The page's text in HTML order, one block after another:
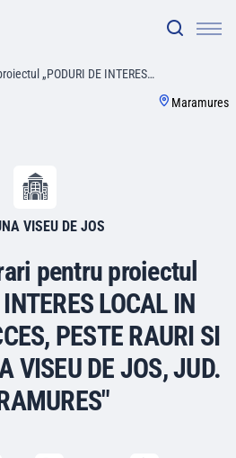
„PODURI DE INTERES…
Maramures
VISEU DE JOS
pentru proiectul
LOCAL IN
PESTE RAURI SI
VISEU DE JOS, JUD.